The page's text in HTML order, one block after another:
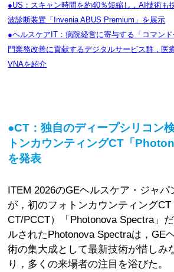
●US：スキャン時間を約40％短縮し，AI技術も
波診断装置「Invenia ABUS Premium」を展示
●ヘルスケアIT：病院経営に寄与する「コマン
門業務改善に貢献するデジタルサービス群，医
VNAを紹介
●CT：独自のディープシリコン
トンカウンティングCT「
を発表
ITEM 2026のGEヘルスケア・ジャパ
が，初のフォトンカウンティングCT
CT/PCCT）「Photonova Spectra」
ルされたPhotonova Spectraは，GE
術の集大成として最新技術が惜しみ
り，多くの来場者の注目を浴びた。